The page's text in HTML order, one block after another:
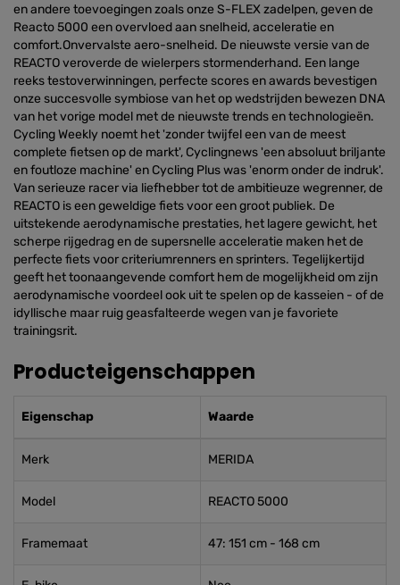
en andere toevoegingen zoals onze S-FLEX zadelpen, geven de
Reacto 5000 een overvloed aan snelheid, acceleratie en
comfort.Onvervalste aero-snelheid. De nieuwste versie van de
REACTO veroverde de wielerpers stormenderhand. Een lange
reeks testoverwinningen, perfecte scores en awards bevestigen
onze succesvolle symbiose van het op wedstrijden bewezen DNA
van het vorige model met de nieuwste trends en technologieën.
Cycling Weekly noemt het 'zonder twijfel een van de meest
complete fietsen op de markt', Cyclingnews 'een absoluut briljante
en foutloze machine' en Cycling Plus was 'enorm onder de indruk'.
Van serieuze racer via liefhebber tot de ambitieuze wegrenner, de
REACTO is een geweldige fiets voor een groot publiek. De
uitstekende aerodynamische prestaties, het lagere gewicht, het
scherpe rijgedrag en de supersnelle acceleratie maken het de
perfecte fiets voor criteriumrenners en sprinters. Tegelijkertijd
geeft het toonaangevende comfort hem de mogelijkheid om zijn
aerodynamische voordeel ook uit te spelen op de kasseien - of de
idyllische maar ruig geasfalteerde wegen van je favoriete
trainingsrit.
Producteigenschappen
Eigenschap Waarde
Merk MERIDA
Model REACTO 5000
Framemaat 47: 151 cm - 168 cm